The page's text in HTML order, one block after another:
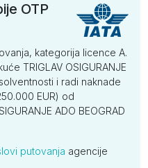
OTP
kategorija licence A.
TRIGLAV OSIGURANJE
i radi naknade
EUR) od
ADO BEOGRAD
putovanja agencije